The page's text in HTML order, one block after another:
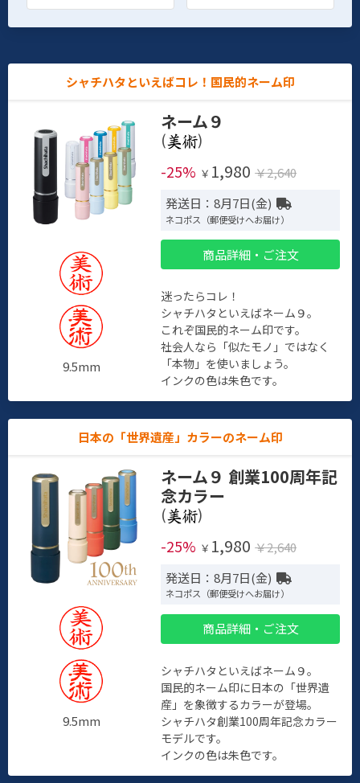
シャチハタといえばコレ！国民的ネーム印
9.5mm
ネーム９
(
)
-25% ￥ 1,980 ￥2,640
発送日：8月7日(金)
ネコポス（郵便受けへお届け）
商品詳細・ご注文
迷ったらコレ！
シャチハタといえばネーム９。
これぞ国民的ネーム印です。
社会人なら「似たモノ」ではなく
「本物」を使いましょう。
インクの色は朱色です。
日本の「世界遺産」カラーのネーム印
9.5mm
ネーム９ 創業100周年記
念カラー
(
)
-25% ￥ 1,980 ￥2,640
発送日：8月7日(金)
ネコポス（郵便受けへお届け）
商品詳細・ご注文
シャチハタといえばネーム９。
国民的ネーム印に日本の「世界遺
産」を象徴するカラーが登場。
シャチハタ創業100周年記念カラー
モデルです。
インクの色は朱色です。